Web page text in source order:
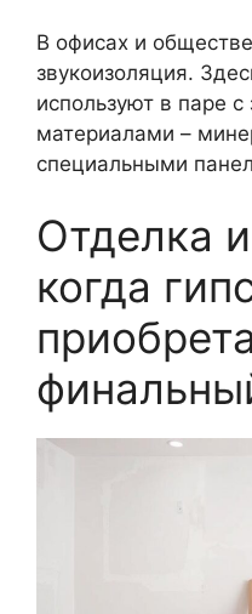
В офисах и
звукоизоляция.
используют в паре
материалами –
специальными
Отделка
когда